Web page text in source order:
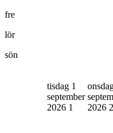
fre
lör
sön
tisdag 1
september
2026 1
2026 2